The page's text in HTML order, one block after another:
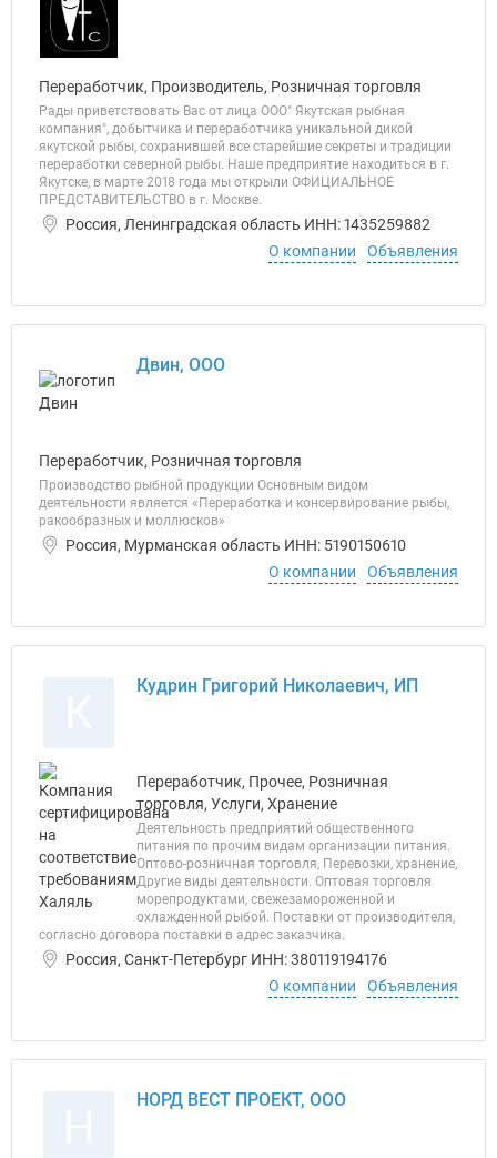
Переработчик, Производитель, Розничная торговля
Рады приветствовать Вас от лица ООО" Якутская рыбная
компания", добытчика и переработчика уникальной дикой
якутской рыбы, сохранившей все старейшие секреты и традиции
переработки северной рыбы. Наше предприятие находиться в г.
Якутске, в марте 2018 года мы открыли ОФИЦИАЛЬНОЕ
ПРЕДСТАВИТЕЛЬСТВО в г. Москве.
Россия, Ленинградская область ИНН: 1435259882
О компании
Объявления
Двин, ООО
Переработчик, Розничная торговля
Производство рыбной продукции Основным видом
деятельности является «Переработка и консервирование рыбы,
ракообразных и моллюсков»
Россия, Мурманская область ИНН: 5190150610
О компании
Объявления
Кудрин Григорий Николаевич, ИП
Переработчик, Прочее, Розничная
торговля, Услуги, Хранение
Деятельность предприятий общественного
питания по прочим видам организации питания.
Оптово-розничная торговля, Перевозки, хранение,
Другие виды деятельности. Оптовая торговля
морепродуктами, свежезамороженной и
охлажденной рыбой. Поставки от производителя,
согласно договора поставки в адрес заказчика.
Россия, Санкт-Петербург ИНН: 380119194176
О компании
Объявления
НОРД ВЕСТ ПРОЕКТ, ООО